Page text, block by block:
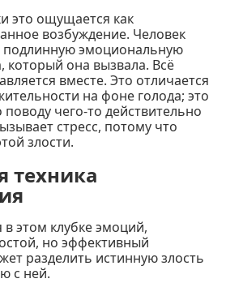
это ощущается как
возбуждение. Человек
подлинную эмоциональную
который она вызвала. Всё
вместе. Это отличается
на фоне голода; это
чего-то действительно
стресс, потому что
злости.
техника
этом клубке эмоций,
но эффективный
разделить истинную злость
с ней.